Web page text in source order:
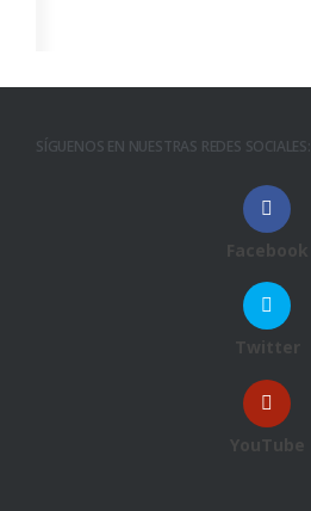
SÍGUENOS EN NUESTRAS REDES SOCIALES:
Facebook
Twitter
YouTube